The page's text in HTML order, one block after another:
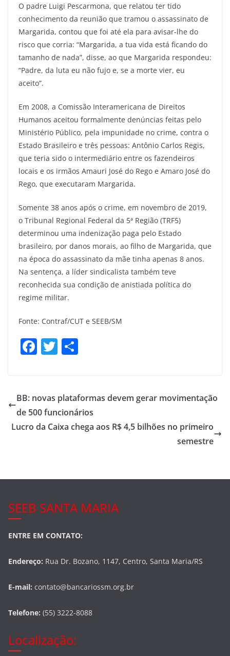
O padre Luigi Pescarmona, que relatou ter tido
conhecimento da reunião que tramou o assassinato de
Margarida, contou que foi até ela para avisar-lhe do
risco que corria: “Margarida, a tua vida está ficando do
tamanho de nada”, disse, ao que Margarida respondeu:
“Padre, da luta eu não fujo e, se a morte vier, eu
aceito”.
Em 2008, a Comissão Interamericana de Direitos
Humanos aceitou formalmente denúncias feitas pelo
Ministério Público, pela impunidade no crime, contra o
Estado Brasileiro e três pessoas: Antônio Carlos Regis,
que teria sido o intermediário entre os fazendeiros
locais e os irmãos Amauri José do Rego e Amaro José do
Rego, que executaram Margarida.
Somente 38 anos após o crime, em novembro de 2019,
o Tribunal Regional Federal da 5ª Região (TRF5)
determinou uma indenização paga pelo Estado
brasileiro, por danos morais, ao filho de Margarida, que
na época do assassinato da mãe tinha apenas 8 anos.
Na sentença, a líder sindicalista também teve
reconhecida sua condição de anistiada política do
regime militar.
Fonte: Contraf/CUT e SEEB/SM
F
e
b
o
T
er e
BB: novas plataformas devem gerar movimentação
de 500 funcionários
Lucro da Caixa chega aos R$ 4,5 bilhões no primeiro
semestre
SEEB SANTA MARIA
ENTRE EM CONTATO:
Endereço: Rua Dr. Bozano, 1147, Centro, Santa Maria/RS
E-mail: contato@bancariossm.org.br
Telefone: (55) 3222-8088
Localização: